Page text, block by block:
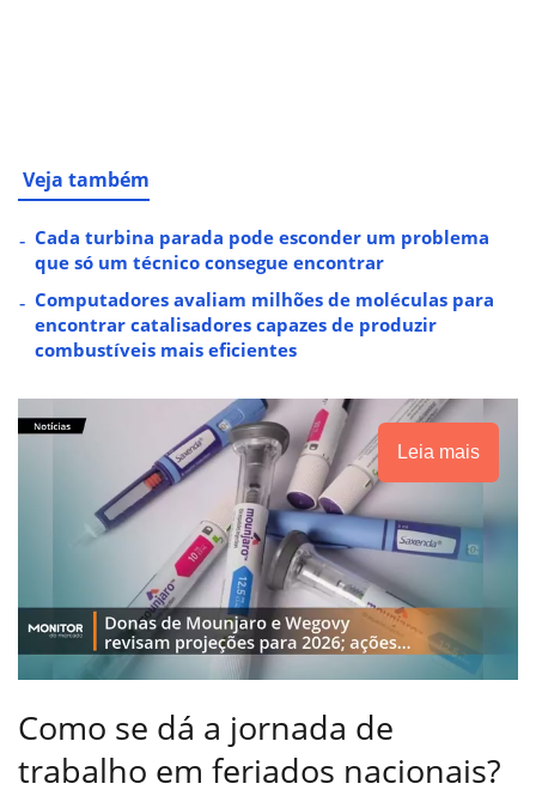
Veja também
Cada turbina parada pode esconder um problema
que só um técnico consegue encontrar
Computadores avaliam milhões de moléculas para
encontrar catalisadores capazes de produzir
combustíveis mais eficientes
Leia mais
Como se dá a jornada de
trabalho em feriados nacionais?